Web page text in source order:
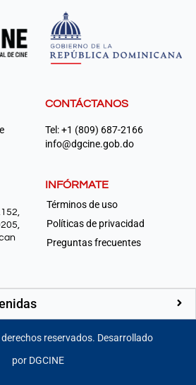
CONTÁCTANOS
Tel: +1 (809) 687-2166
info@dgcine.gob.do
INFÓRMATE
Términos de uso
Políticas de privacidad
Preguntas frecuentes
reservados. Desarrollado
por DGCINE